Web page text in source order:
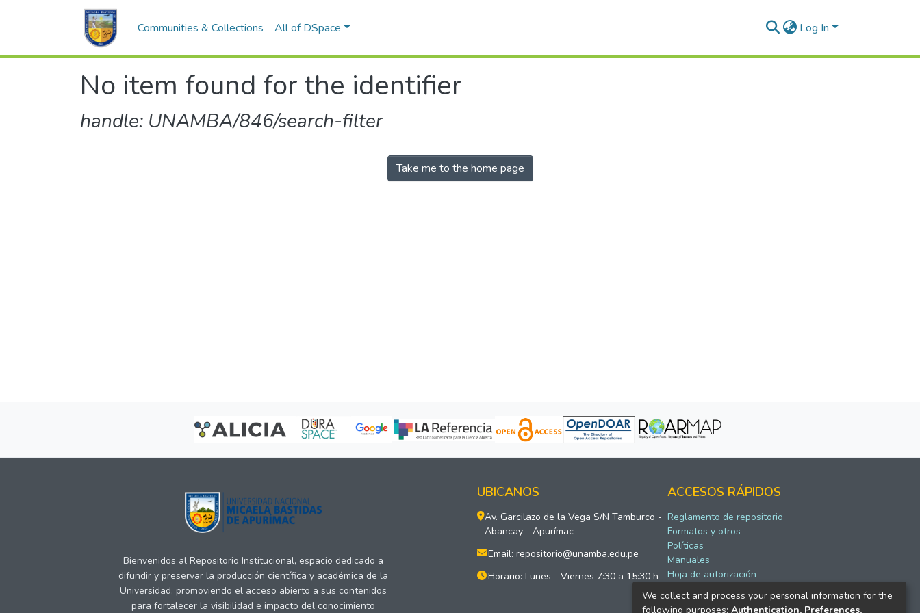
Communities & Collections All of DSpace Log In
No item found for the identifier
handle: UNAMBA/846/search-filter
Take me to the home page
Bienvenidos al Repositorio Institucional, espacio dedicado a
difundir y preservar la producción científica y académica de la
Universidad, promoviendo el acceso abierto a sus contenidos
para fortalecer la visibilidad e impacto del conocimiento
UBICANOS
Av. Garcilazo de la Vega S/N Tamburco -
Abancay - Apurímac
Email: repositorio@unamba.edu.pe
Horario: Lunes - Viernes 7:30 a 15:30 h
ACCESOS RÁPIDOS
Reglamento de repositorio
Formatos y otros
Políticas
Manuales
Hoja de autorización
We collect and process your personal information for the
following purposes: Authentication, Preferences,